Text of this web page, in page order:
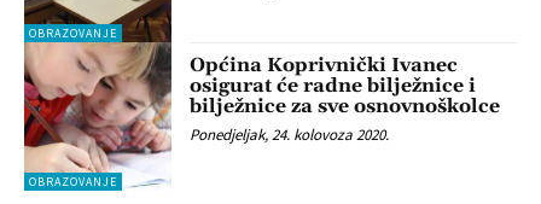
OBRAZOVANJE
OBRAZOVANJE
Općina Koprivnički Ivanec
osigurat će radne bilježnice i
bilježnice za sve osnovnoškolce
Ponedjeljak, 24. kolovoza 2020.